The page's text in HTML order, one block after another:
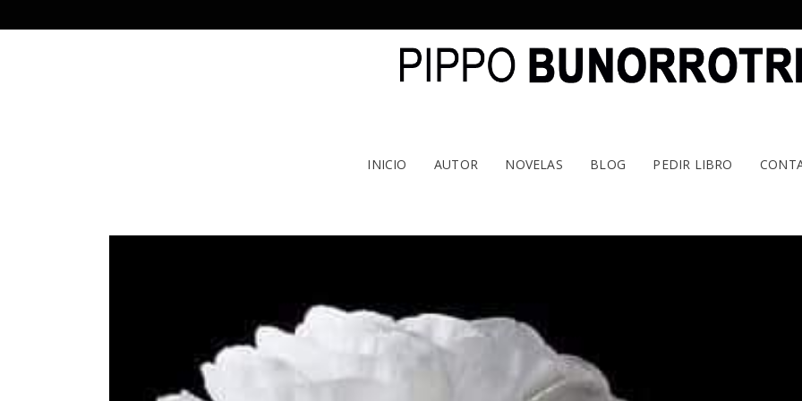
INICIO AUTOR NOVELAS BLOG PEDIR LIBRO